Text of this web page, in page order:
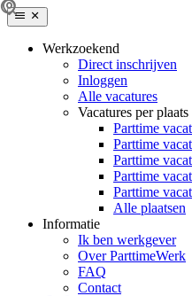
Werkzoekend
Direct inschrijven
Inloggen
Alle vacatures
Vacatures per plaats
Parttime
Parttime
Parttime
Parttime
Parttime
Alle plaatsen
Informatie
Ik ben werkgever
Over ParttimeWerk
FAQ
Contact